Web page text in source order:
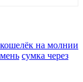
на молнии
сумка через